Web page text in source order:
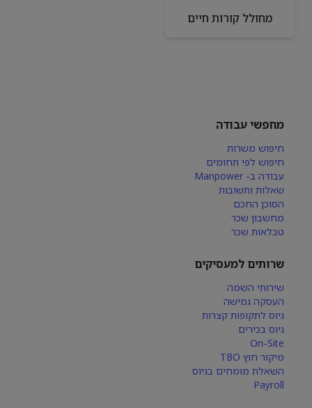
מחולל קורות חיים
מחפשי עבודה
חיפוש משרות
חיפוש לפי תחומים
עבודה ב- Manpower
שאלות ותשובות
הסוכן החכם
מחשבון שכר
טבלאות שכר
שרותים למעסיקים
שירותי השמה
העסקה גמישה
גיוס לתקופות קצרות
גיוס בכירים
On-Site
מיקור חוץ TBO
השאלת מומחים בגיוס
Payroll